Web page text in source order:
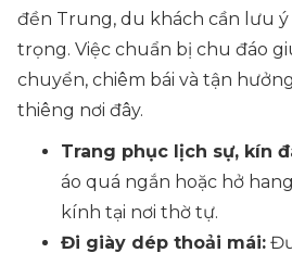
đền Trung, du khách cần lưu
trọng. Việc chuẩn bị chu đáo
chuyển, chiêm bái và tận
thiêng nơi đây.
Trang phục lịch sự, kín
áo quá ngắn hoặc hở
kính tại nơi thờ tự.
Đi giày dép thoải mái: